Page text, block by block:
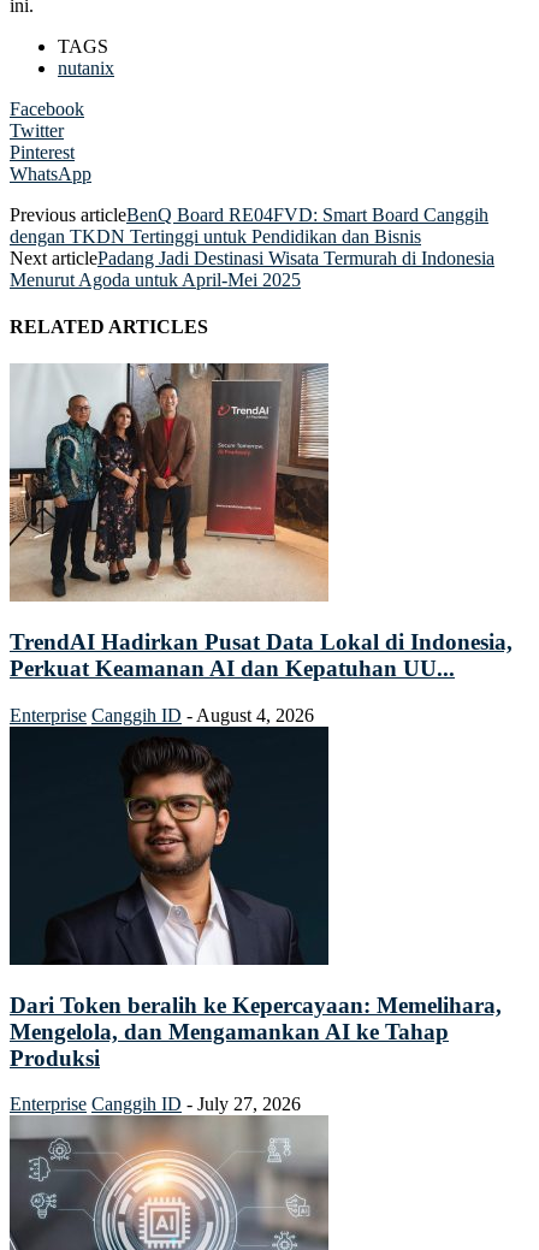
ini.
TAGS
nutanix
Facebook
Twitter
Pinterest
WhatsApp
Previous articleBenQ Board RE04FVD: Smart Board Canggih
dengan TKDN Tertinggi untuk Pendidikan dan Bisnis
Next articlePadang Jadi Destinasi Wisata Termurah di Indonesia
Menurut Agoda untuk April-Mei 2025
RELATED ARTICLES
TrendAI Hadirkan Pusat Data Lokal di Indonesia,
Perkuat Keamanan AI dan Kepatuhan UU...
Enterprise Canggih ID - August 4, 2026
Dari Token beralih ke Kepercayaan: Memelihara,
Mengelola, dan Mengamankan AI ke Tahap
Produksi
Enterprise Canggih ID - July 27, 2026